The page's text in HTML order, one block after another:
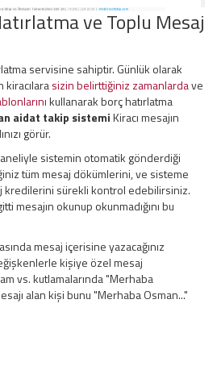
ve Toplu Mesaj
servisine sahiptir. Günlük olarak
sizin belirttiğiniz zamanlardave
kullanarak borç hatırlatma
aidat takip sistemiKiracı mesajın
görür.
sistemin otomatik gönderdiği
tüm mesaj dökümlerini, ve sisteme
sürekli kontrol edebilirsiniz.
mesajın okunup okunmadığını bu
mesaj içerisine yazacağınız
kişiye özel mesaj
vs. kutlamalarında "Merhaba
alan kişi bunu "Merhaba Osman..."